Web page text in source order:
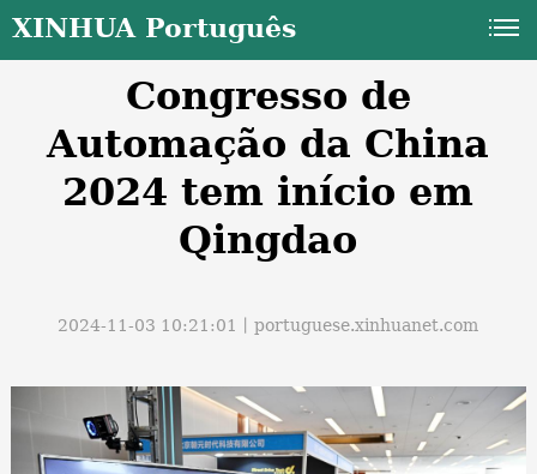
XINHUA Português
Congresso de
Automação da China
2024 tem início em
Qingdao
2024-11-03 10:21:01丨portuguese.xinhuanet.com